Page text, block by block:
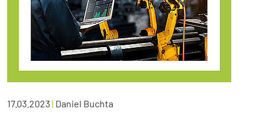
17.03.2023| Daniel Buchta